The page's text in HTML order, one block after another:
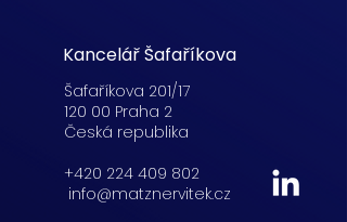
Kancelář Šafaříkova
Šafaříkova 201/17
120 00 Praha 2
Česká republika
+420 224 409 802
info@matznervitek.cz